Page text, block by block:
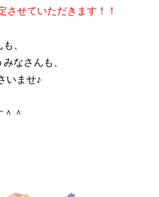
させていただきます！！
、
なさんも、
いませ♪
＾